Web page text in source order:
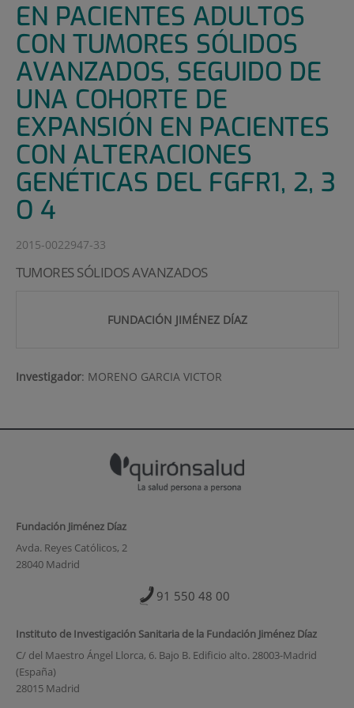
EN PACIENTES ADULTOS
CON TUMORES SÓLIDOS
AVANZADOS, SEGUIDO DE
UNA COHORTE DE
EXPANSIÓN EN PACIENTES
CON ALTERACIONES
GENÉTICAS DEL FGFR1, 2, 3
O 4
2015-0022947-33
TUMORES SÓLIDOS AVANZADOS
FUNDACIÓN JIMÉNEZ DÍAZ
Investigador: MORENO GARCIA VICTOR
Fundación Jiménez Díaz
Avda. Reyes Católicos, 2
28040 Madrid
91 550 48 00
Instituto de Investigación Sanitaria de la Fundación Jiménez Díaz
C/ del Maestro Ángel Llorca, 6. Bajo B. Edificio alto. 28003-Madrid
(España)
28015 Madrid